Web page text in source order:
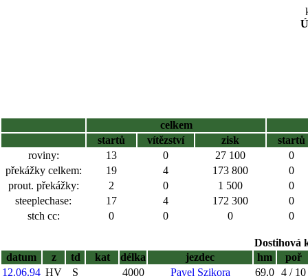
celkem
startů
vítězství zisk
startů
roviny:
13 0 27 100
0
překážky celkem:
19 4 173 800
0
prout. překážky:
2 0 1 500
0
steeplechase:
17 4 172 300
0
stch cc:
0 0 0 0
Dostihová
datum
z td kat délka jezdec hm
poř
12.06.94 HV S 4000 Pavel Szikora 69.0 4 / 10